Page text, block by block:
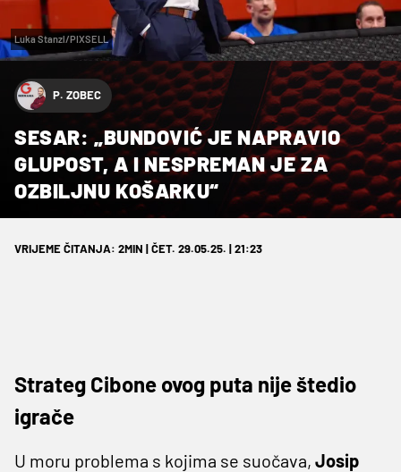
Luka Stanzl/PIXSELL
P. ZOBEC
SESAR: „BUNDOVIĆ JE NAPRAVIO
GLUPOST, A I NESPREMAN JE ZA
OZBILJNU KOŠARKU“
VRIJEME ČITANJA: 2MIN | ČET. 29.05.25. | 21:23
Strateg Cibone ovog puta nije štedio
igrače
U moru problema s kojima se suočava, Josip